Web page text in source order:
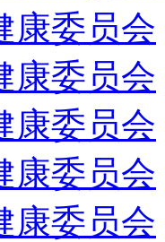
康委员会
康委员会
康委员会
康委员会
康委员会